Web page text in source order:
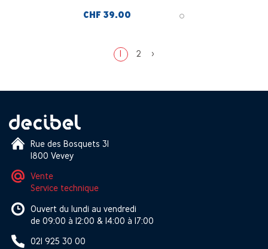
CHF 39.00
1 2 >
Rue des Bosquets 31
1800 Vevey
Vente
Service technique
Ouvert du lundi au vendredi
de 09:00 à 12:00 & 14:00 à 17:00
021 925 30 00